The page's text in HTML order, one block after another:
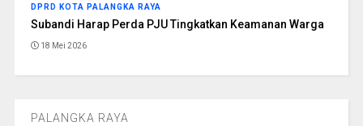
DPRD KOTA PALANGKA RAYA
Subandi Harap Perda PJU Tingkatkan Keamanan Warga
18 Mei 2026
PALANGKA RAYA